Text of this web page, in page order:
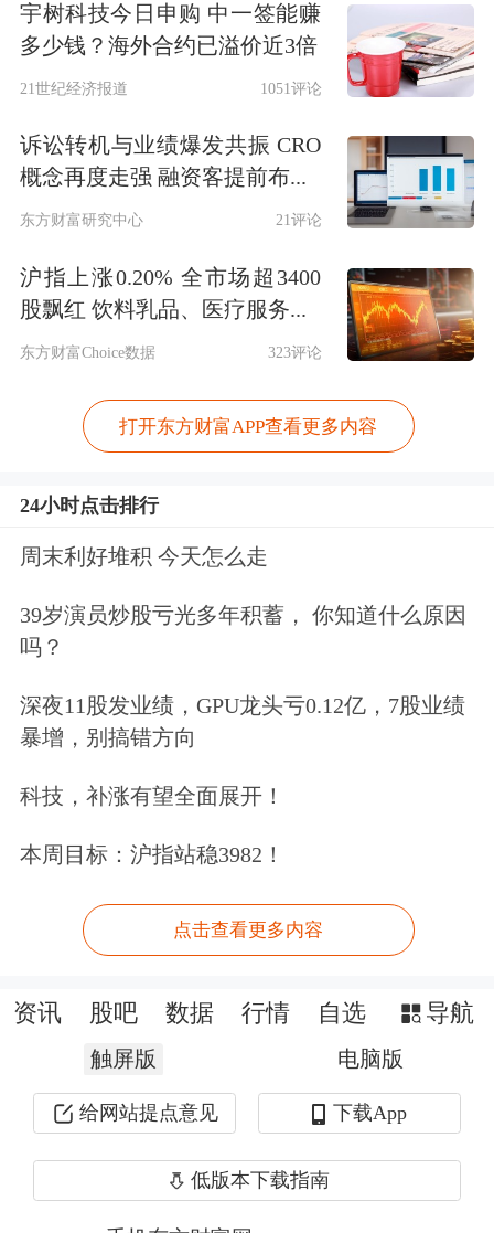
16.82%,持续增长的核心驱动力是什么?
回复:尊敬的投资者,您好!公司深耕主业,
展,实现了收入的持续增长;2025 年,公司
境内...
点击查看PDF原文
免责声明：本文基于AI生产，仅供参
险自担。东方财富发布此内容旨在传播
富力求但不保证数据的完全准确，如有
错漏请以中国证监会指定上市公司信息
披露媒体为准，东方财富不对因该资料
全部或部分内容而引致的盈亏承担任何
责任。用户个人对服务的使用承担风
险，东方财富对此不作任何类型的担
保。
Level-2千档行情免费送，主力动向全透
文章来源：东方财富Choice数据
宇树科技今日申购 中一签能赚
多少钱？海外合约已溢价近3倍
21世纪经济报道 1051评论
诉讼转机与业绩爆发共振 CRO
概念再度走强 融资客提前布...
东方财富研究中心 21评论
沪指上涨0.20% 全市场超3400
股飘红 饮料乳品、医疗服务...
东方财富Choice数据 323评论
打开东方财富APP查看更多内容
24小时点击排行
周末利好堆积 今天怎么走
39岁演员炒股亏光多年积蓄， 你知道什么原因
吗？
深夜11股发业绩，GPU龙头亏0.12亿，7股业绩
暴增，别搞错方向
科技，补涨有望全面展开！
本周目标：沪指站稳3982！
点击查看更多内容
资讯 股吧 数据 行情 自选 导航
触屏版 电脑版
给网站提点意见 下载App
低版本下载指南